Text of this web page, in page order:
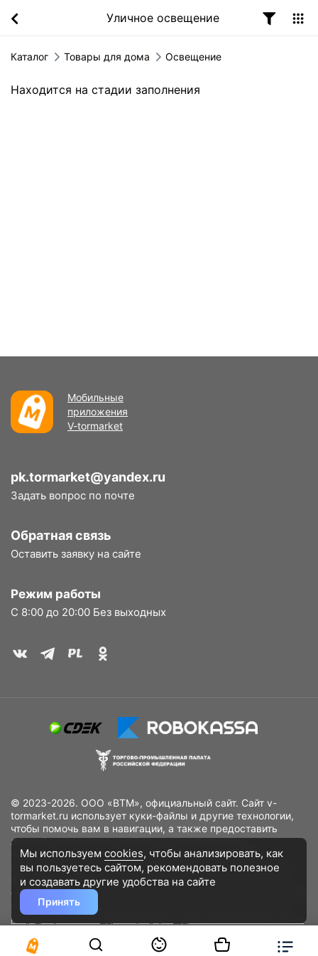
Уличное освещение
Каталог Товары для дома Освещение
Находится на стадии заполнения
Мобильные
приложения
V-tormarket
pk.tormarket@yandex.ru
Задать вопрос по почте
Обратная связь
Оставить заявку на сайте
Режим работы
С 8:00 до 20:00 Без выходных
© 2023-2026. ООО «ВТМ», официальный сайт. Сайт v-
tormarket.ru использует куки-файлы и другие технологии,
чтобы помочь вам в навигации, а также предоставить
лучший пользовательский опыт, анализировать
использование наших продуктов и услуг, повысить
качество рекламных и маркетинговых активностей. Если
Вы не хотите, чтобы Ваши пользовательские данные
обрабатывались, пожалуйста, ограничьте их использование
в своём браузере.
конфиденциальности
Разработано DST Global
Мы используем cookies, чтобы анализировать, как
вы пользуетесь сайтом, рекомендовать полезное
и создавать другие удобства на сайте
Принять